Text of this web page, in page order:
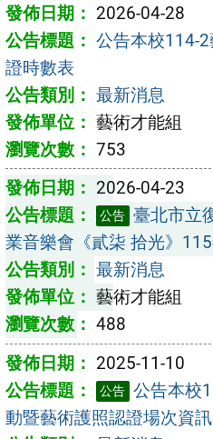
2026-04-28
公告本校114-
證時數表
最新消息
藝術才能組
753
2026-04-23
公告 臺北市立
業音樂會《貳柒 拾光》
最新消息
藝術才能組
488
2025-11-10
公告 公告本校
動暨藝術護照認證場次資訊